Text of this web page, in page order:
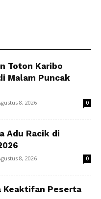
Toton Karibo
Malam Puncak
8, 2026 0
Adu Racik di
8, 2026 0
Keaktifan Peserta